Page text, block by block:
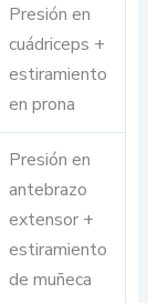
Presión en
cuádriceps +
estiramiento
en prona
Presión en
antebrazo
extensor +
estiramiento
de muñeca